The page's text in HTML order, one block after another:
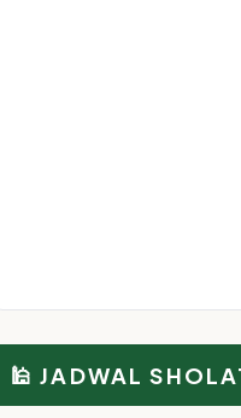
🕌 JADWAL